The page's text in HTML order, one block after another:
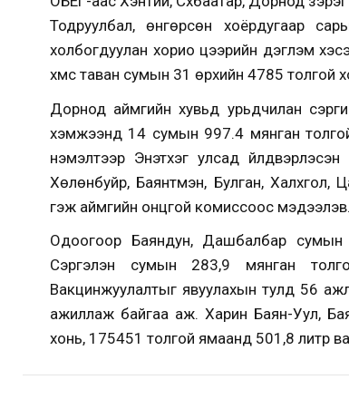
Тодруулбал, өнгөрсөн хоёрдугаар
холбогдуулан хорио цээрийн дэглэм
хүмүүс таван сумын 31 өрхийн 4785
Дорнод аймгийн хувьд урьдчилан
хэмжээнд 14 сумын 997.4 мянган
нэмэлтээр Энэтхэг улсад
Хөлөнбуйр, Баянтүмэн, Булган,
гэж аймгийн онцгой комиссоос мэдээлэв.
Одоогоор Баяндун, Дашбалбар сумын
Сэргэлэн сумын 283,9 мянган
Вакцинжуулалтыг явуулахын тулд 56
ажиллаж байгаа аж. Харин Баян-Уул,
хонь, 175451 толгой ямаанд 501,8 литр